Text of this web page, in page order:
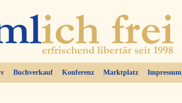
Buchverkauf Konferenz Marktplatz Impressum